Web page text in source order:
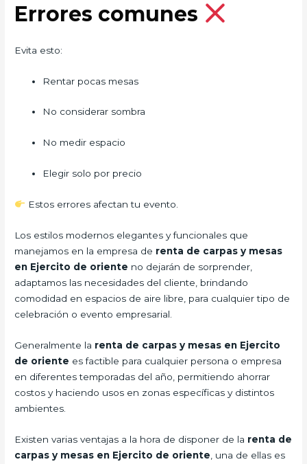
Errores comunes
Evita esto:
Rentar pocas mesas
No considerar sombra
No medir espacio
Elegir solo por precio
Estos errores afectan tu evento.
Los estilos modernos elegantes y funcionales que
manejamos en la empresa de renta de carpas y mesas
en Ejercito de oriente no dejarán de sorprender,
adaptamos las necesidades del cliente, brindando
comodidad en espacios de aire libre, para cualquier tipo de
celebración o evento empresarial.
Generalmente la renta de carpas y mesas en Ejercito
de oriente es factible para cualquier persona o empresa
en diferentes temporadas del año, permitiendo ahorrar
costos y haciendo usos en zonas específicas y distintos
ambientes.
Existen varias ventajas a la hora de disponer de la renta de
carpas y mesas en Ejercito de oriente , una de ellas es